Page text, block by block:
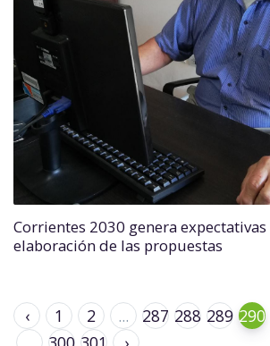
Corrientes 2030 genera
elaboración de las propuestas
‹ 1 2 ... 287 288 289 290